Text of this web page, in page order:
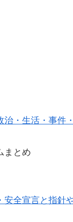
・生活・事件・
まとめ
全宣言と指針